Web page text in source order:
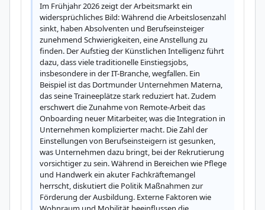
Im Frühjahr 2026 zeigt der Arbeitsmarkt ein
widersprüchliches Bild: Während die Arbeitslosenzahl
sinkt, haben Absolventen und Berufseinsteiger
zunehmend Schwierigkeiten, eine Anstellung zu
finden. Der Aufstieg der Künstlichen Intelligenz führt
dazu, dass viele traditionelle Einstiegsjobs,
insbesondere in der IT-Branche, wegfallen. Ein
Beispiel ist das Dortmunder Unternehmen Materna,
das seine Traineeplätze stark reduziert hat. Zudem
erschwert die Zunahme von Remote-Arbeit das
Onboarding neuer Mitarbeiter, was die Integration in
Unternehmen komplizierter macht. Die Zahl der
Einstellungen von Berufseinsteigern ist gesunken,
was Unternehmen dazu bringt, bei der Rekrutierung
vorsichtiger zu sein. Während in Bereichen wie Pflege
und Handwerk ein akuter Fachkräftemangel
herrscht, diskutiert die Politik Maßnahmen zur
Förderung der Ausbildung. Externe Faktoren wie